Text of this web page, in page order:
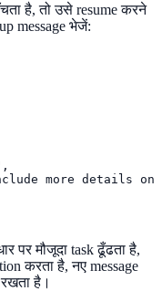
है, तो उसे resume करने
message भेजें:
more details on
पर मौजूदा task ढूँढता है,
करता है, नए message
है।